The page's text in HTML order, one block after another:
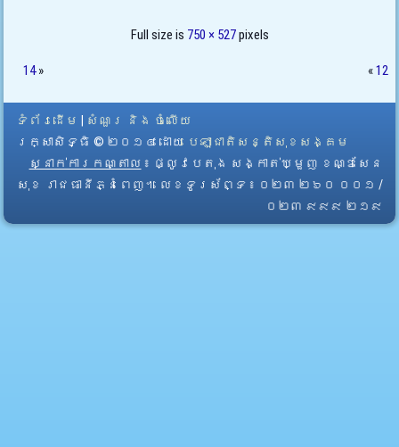
Full size is 750 × 527pixels
14» «12
ទំព័រដើម
សំណួរ និង ចំលើយ
រក្សាសិទ្ធិ © ២០១៤ ដោយ​ បេឡាជាតិសន្តិសុខសង្គម
ស្នាក់ការកណ្តាល ៖ ផ្លូវបេតុង សង្កាត់ឃ្មួញ ខណ្ឌសែន
សុខ រាជធានីភ្នំពេញ។ លេខទូរស័ព្ទ ៖ ០២៣ ២៦០ ០០១ /
០២៣ ៩៩៩ ២១៩